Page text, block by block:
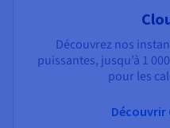
Découvrez nos
puissantes, jusqu’à 1
pour les
Découvrir